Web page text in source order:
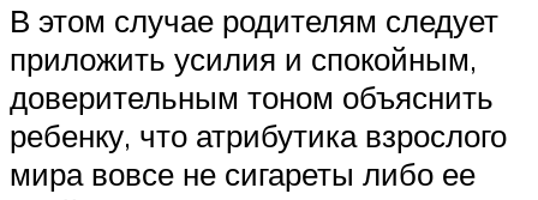
В этом случае родителям следует
приложить усилия и спокойным,
доверительным тоном объяснить
ребенку, что атрибутика взрослого
мира вовсе не сигареты либо ее